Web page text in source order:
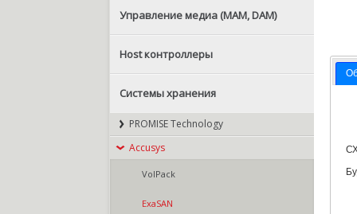
Управление медиа (MAM, DAM)
Host контроллеры
Системы хранения
PROMISE Technology
Accusys
VolPack
ExaSAN